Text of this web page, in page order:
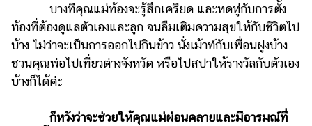
บางทีคุณแม่ท้องจะรู้สึกเครียด และหดหู่กับการตั้ง
ท้องที่ต้องดูแลตัวเองและลูก จนลืมเติมความสุขให้กับชีวิตไป
บ้าง ไม่ว่าจะเป็นการออกไปกินข้าว นั่งเม้าท์กับเพื่อนฝูงบ้าง
ชวนคุณพ่อไปเที่ยวต่างจังหวัด หรือไปสปาให้รางวัลกับตัวเอง
บ้างก็ได้ค่ะ
ก็หวังว่าจะช่วยให้คุณแม่ผ่อนคลายและมีอารมณ์ที่